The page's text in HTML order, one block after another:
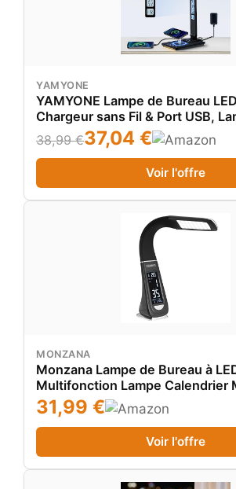
YAMYONE
YAMYONE Lampe de Bureau
Chargeur sans Fil & Port USB,
Tactile 5 Couleurs 5 Luminosités
Veilleuses Horloge Réveil
Lampe de Chevet pour Travail
38,99 €37,04 €
Voir l'offre
MONZANA
Monzana Lampe de Bureau à
Multifonction Lampe Calendrier
thermomètre Maison Lampe de
luminaire
31,99 €
Voir l'offre